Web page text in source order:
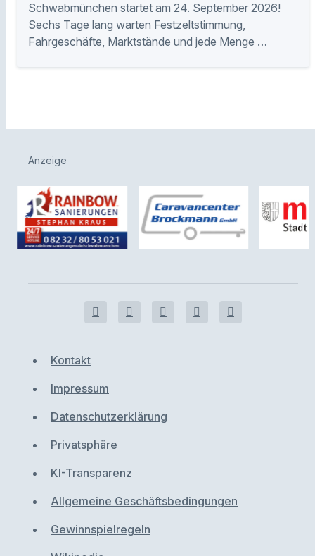
Schwabmünchen startet am 24. September 2026!
Sechs Tage lang warten Festzeltstimmung,
Fahrgeschäfte, Marktstände und jede Menge …
Anzeige
Kontakt
Impressum
Datenschutzerklärung
Privatsphäre
KI-Transparenz
Allgemeine Geschäftsbedingungen
Gewinnspielregeln